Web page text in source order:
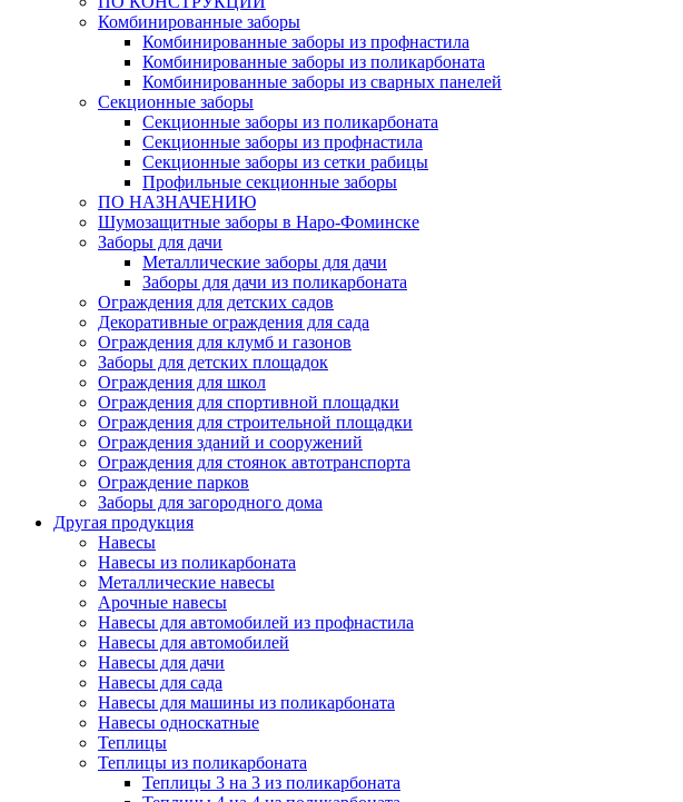
Комбинированные заборы
Комбинированные заборы из профнастила
Комбинированные заборы из поликарбоната
Комбинированные заборы из сварных панелей
Секционные заборы
Секционные заборы из поликарбоната
Секционные заборы из профнастила
Секционные заборы из сетки рабицы
Профильные секционные заборы
ПО НАЗНАЧЕНИЮ
Шумозащитные заборы в Наро-Фоминске
Заборы для дачи
Металлические заборы для дачи
Заборы для дачи из поликарбоната
Ограждения для детских садов
Декоративные ограждения для сада
Ограждения для клумб и газонов
Заборы для детских площадок
Ограждения для школ
Ограждения для спортивной площадки
Ограждения для строительной площадки
Ограждения зданий и сооружений
Ограждения для стоянок автотранспорта
Ограждение парков
Заборы для загородного дома
Другая продукция
Навесы
Навесы из поликарбоната
Металлические навесы
Арочные навесы
Навесы для автомобилей из профнастила
Навесы для автомобилей
Навесы для дачи
Навесы для сада
Навесы для машины из поликарбоната
Навесы односкатные
Теплицы
Теплицы из поликарбоната
Теплицы 3 на 3 из поликарбоната